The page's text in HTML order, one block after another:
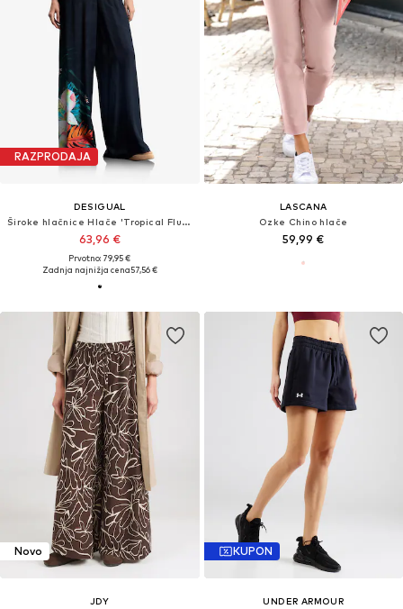
RAZPRODAJA
DESIGUAL
Široke hlačnice Hlače 'Tropical Fluid'
63,96 €
Prvotno: 79,95 €
Zadnja najnižja cena57,56 €
LASCANA
Ozke Chino hlače
59,99 €
Novo
JDY
KUPON
UNDER ARMOUR